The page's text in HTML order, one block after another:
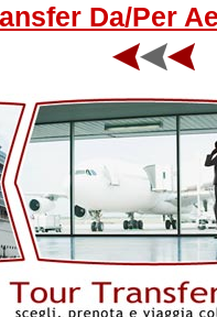
Da/Per